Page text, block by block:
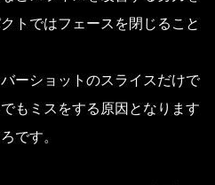
トではフェースを閉じること
ーショットのスライスだけで
もミスをする原因となります
です。